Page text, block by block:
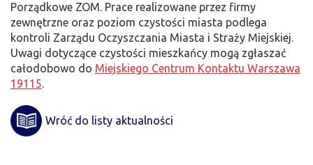
Porządkowe ZOM. Prace realizowane przez firmy
zewnętrzne oraz poziom czystości miasta podlega
kontroli Zarządu Oczyszczania Miasta i Straży Miejskiej.
Uwagi dotyczące czystości mieszkańcy mogą zgłaszać
całodobowo do Miejskiego Centrum Kontaktu Warszawa
19115.
Wróć do listy aktualności